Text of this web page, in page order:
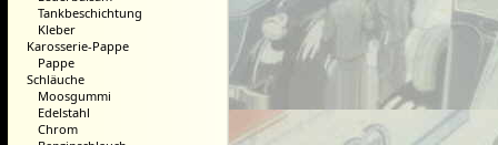
Tankbeschichtung
Kleber
Karosserie-Pappe
Pappe
Schläuche
Moosgummi
Edelstahl
Chrom